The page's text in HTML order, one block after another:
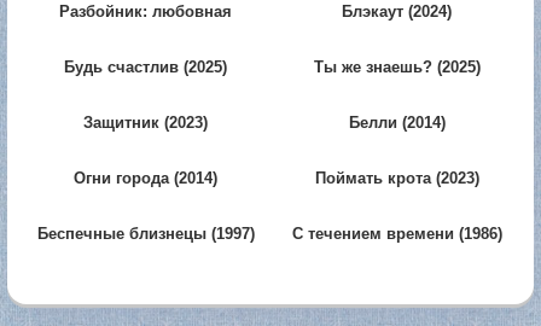
Разбойник: любовная
Блэкаут (2024)
Будь счастлив (2025) Ты же знаешь? (2025)
Защитник (2023) Белли (2014)
Огни города (2014) Поймать крота (2023)
Беспечные близнецы (1997) С течением времени (1986)